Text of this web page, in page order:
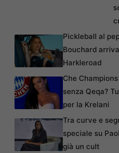
Pickleball al
Bouchard
Harkleroad
Che
senza Qeqa?
per la Krelani
Tra curve e
speciale su
già un cult